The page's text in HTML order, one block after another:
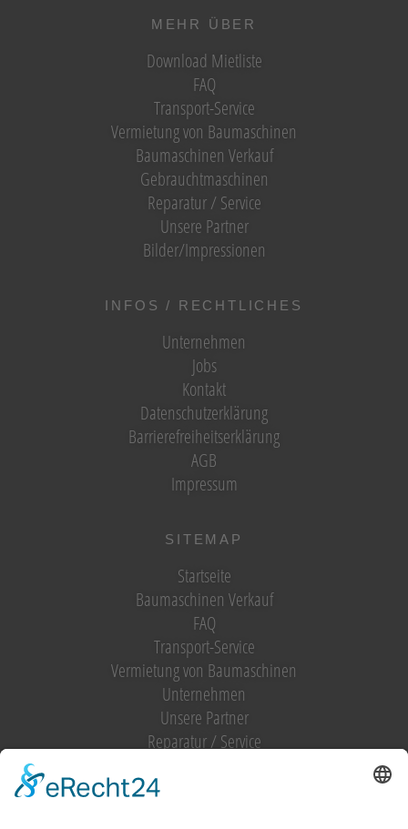
MEHR ÜBER
Download Mietliste
FAQ
Transport-Service
Vermietung von Baumaschinen
Baumaschinen Verkauf
Gebrauchtmaschinen
Reparatur / Service
Unsere Partner
Bilder/Impressionen
INFOS / RECHTLICHES
Unternehmen
Jobs
Kontakt
Datenschutzerklärung
Barrierefreiheitserklärung
AGB
Impressum
SITEMAP
Startseite
Baumaschinen Verkauf
FAQ
Transport-Service
Vermietung von Baumaschinen
Unternehmen
Unsere Partner
Reparatur / Service